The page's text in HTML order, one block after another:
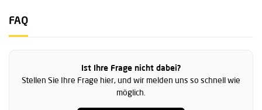
FAQ
Ist Ihre Frage nicht dabei?
Stellen Sie Ihre Frage hier, und wir melden uns so schnell wie
möglich.